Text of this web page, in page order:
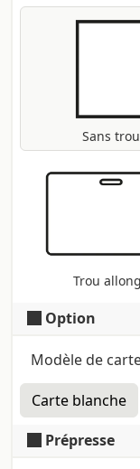
Sans trou
Trou
Option
Modèle de
Carte blanche
Prépresse